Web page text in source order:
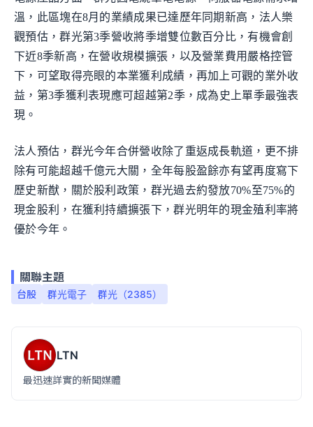
溫，此區塊在8月的業績成果已達歷年同期新高，法人樂
觀預估，群光第3季營收將季增雙位數百分比，有機會創
下近8季新高，在營收規模擴張，以及營業費用嚴格控管
下，可望取得亮眼的本業獲利成績，再加上可觀的業外收
益，第3季獲利表現應可超越第2季，成為史上單季最強表
現。
法人預估，群光今年合併營收除了重返成長軌道，更不排
除有可能超越千億元大關，全年每股盈餘亦有望再度寫下
歷史新猷，關於股利政策，群光過去約發放70%至75%的
現金股利，在獲利持續擴張下，群光明年的現金殖利率將
優於今年。
關聯主題
台股 群光電子 群光（2385）
LTN
最迅速詳實的新聞媒體